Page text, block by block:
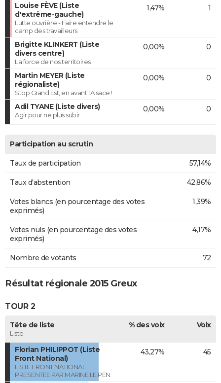
Louise FÈVE (Liste
d'extrême-gauche)
Lutte ouvrière - Faire entendre le
camp des travailleurs
1,47% 1
Brigitte KLINKERT (Liste
divers centre)
La force de nos territoires
0,00% 0
Martin MEYER (Liste
régionaliste)
Stop Grand Est, en avant l'Alsace !
0,00% 0
Adil TYANE (Liste divers)
Agir pour ne plus subir
0,00% 0
Participation au scrutin
Taux de participation 57,14%
Taux d'abstention 42,86%
Votes blancs (en pourcentage des votes
exprimés)
1,39%
Votes nuls (en pourcentage des votes
exprimés)
4,17%
Nombre de votants 72
Résultat régionale 2015 Greux
TOUR 2
Tête de liste
Liste
% des voix Voix
Florian PHILIPPOT (Liste
Front National)
LISTE FRONT NATIONAL
PRESENTEE PAR MARINE LE PEN
43,27% 45